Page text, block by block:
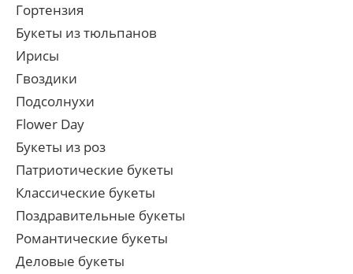
Гортензия
Букеты из тюльпанов
Ирисы
Гвоздики
Подсолнухи
Flower Day
Букеты из роз
Патриотические букеты
Классические букеты
Поздравительные букеты
Романтические букеты
Деловые букеты